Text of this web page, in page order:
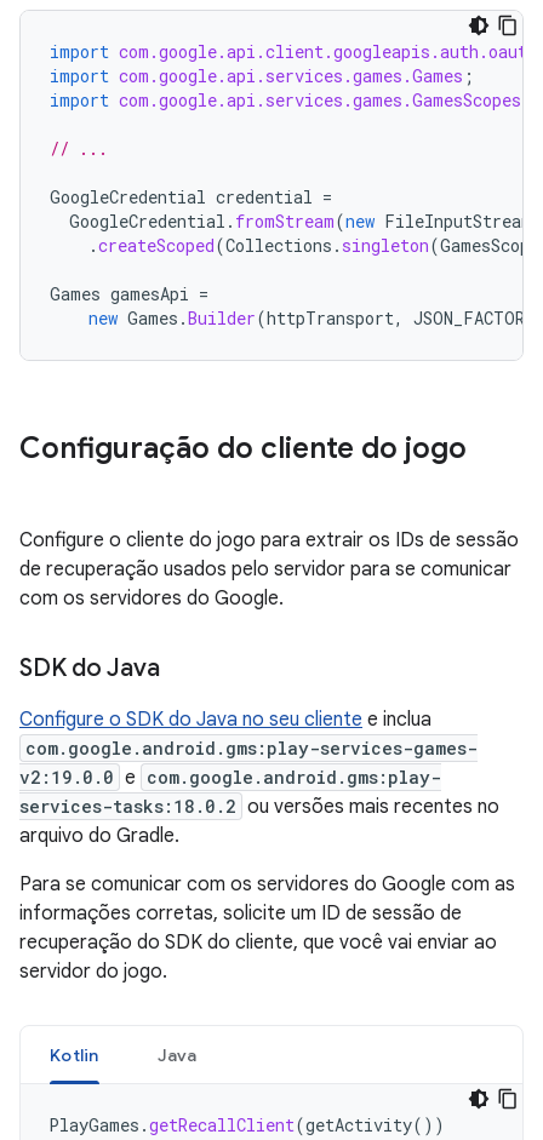
import
import com.google.api.services.games.Games ;
import com.google.api.services.games.GamesScopes
// ...
GoogleCredential credential =
GoogleCredential . fromStream(new FileInputStream
.createScoped(Collections . singleton(
Games gamesApi =
new Games .Builder(httpTransport, JSON_FACTORY
Configuração do cliente do jogo
Configure o cliente do jogo para extrair os IDs de sessão
de recuperação usados pelo servidor para se comunicar
com os servidores do Google.
SDK do Java
Configure o SDK do Java no seu cliente e inclua
com.google.android.gms:play-services-games-
v2:19.0.0 e com.google.android.gms:play-
services-tasks:18.0.2 ou versões mais recentes no
arquivo do Gradle.
Para se comunicar com os servidores do Google com as
informações corretas, solicite um ID de sessão de
recuperação do SDK do cliente, que você vai enviar ao
servidor do jogo.
Kotlin Java
PlayGames .getRecallClient(getActivity())